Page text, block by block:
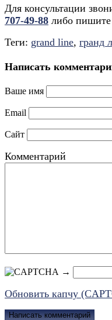
Для консультации
707-49-88 либо
Теги: grand line, гранд
Написать
Ваше имя
Email
Сайт
Комментарий
→
Обновить капчу